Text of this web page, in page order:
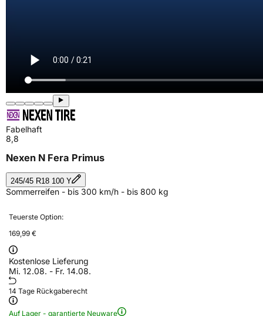
Fabelhaft
8,8
Nexen N Fera Primus
245/45 R18 100 Y
Sommerreifen - bis 300 km/h - bis 800 kg
Teuerste Option:
169,99 €
Kostenlose Lieferung
Mi. 12.08. - Fr. 14.08.
14 Tage Rückgaberecht
Auf Lager - garantierte Neuware